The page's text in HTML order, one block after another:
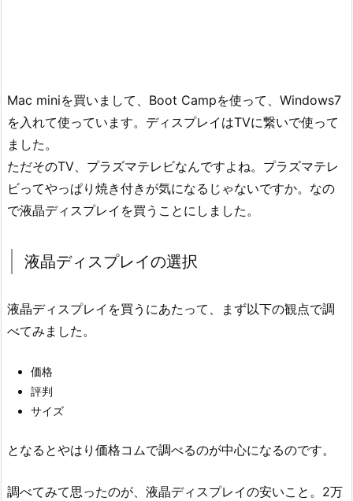
Mac miniを買いまして、Boot Campを使って、Windows7
を入れて使っています。ディスプレイはTVに繋いで使って
ました。
ただそのTV、プラズマテレビなんですよね。プラズマテレ
ビってやっぱり焼き付きが気になるじゃないですか。なの
で液晶ディスプレイを買うことにしました。
液晶ディスプレイの選択
液晶ディスプレイを買うにあたって、まず以下の観点で調
べてみました。
価格
評判
サイズ
となるとやはり価格コムで調べるのが中心になるのです。
調べてみて思ったのが、液晶ディスプレイの安いこと。2万